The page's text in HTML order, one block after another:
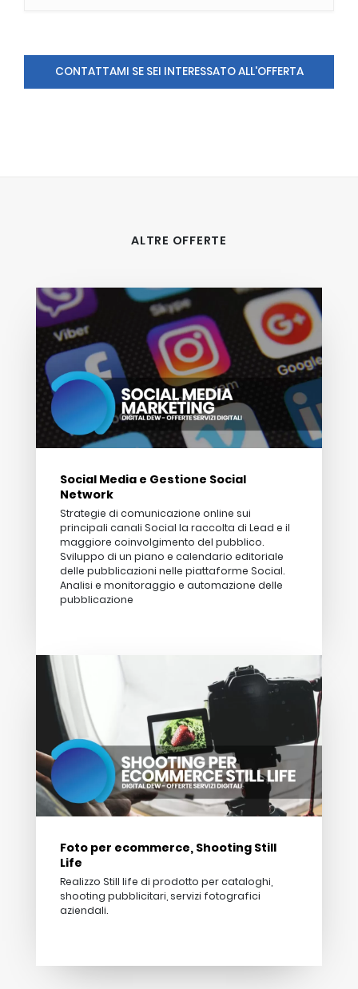
CONTATTAMI SE SEI INTERESSATO ALL'OFFERTA
ALTRE OFFERTE
Social Media e Gestione Social
Network
Strategie di comunicazione online sui
principali canali Social la raccolta di Lead e il
maggiore coinvolgimento del pubblico.
Sviluppo di un piano e calendario editoriale
delle pubblicazioni nelle piattaforme Social.
Analisi e monitoraggio e automazione delle
pubblicazione
Foto per ecommerce, Shooting Still
Life
Realizzo Still life di prodotto per cataloghi,
shooting pubblicitari, servizi fotografici
aziendali.